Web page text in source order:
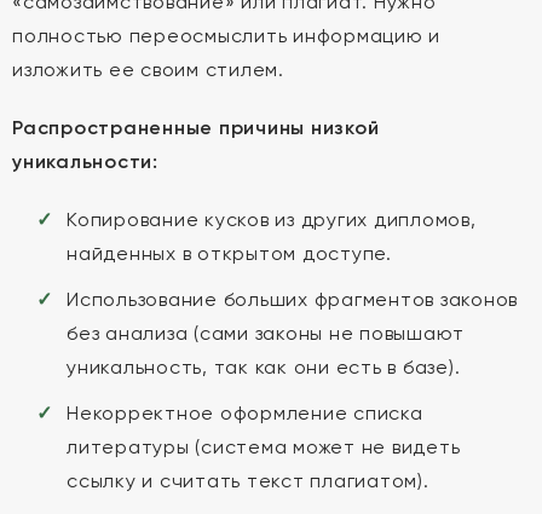
полностью переосмыслить информацию и
изложить ее своим стилем.
Распространенные причины низкой
уникальности:
Копирование кусков из других дипломов,
найденных в открытом доступе.
Использование больших фрагментов законов
без анализа (сами законы не повышают
уникальность, так как они есть в базе).
Некорректное оформление списка
литературы (система может не видеть
ссылку и считать текст плагиатом).